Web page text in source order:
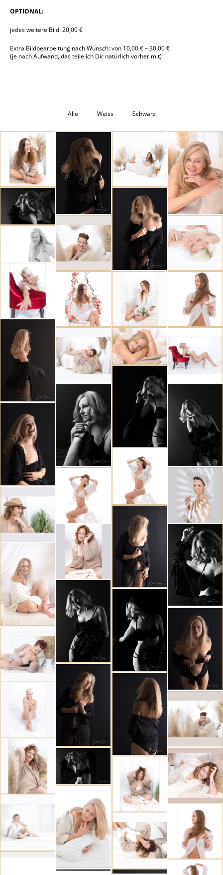
OPTIONAL:
jedes weitere Bild: 20,00 €
Extra Bildbearbeitung nach Wunsch: von 10,00 € – 30,00 €
(je nach Aufwand, das teile ich Dir natürlich vorher mit)
Alle Weiss Schwarz